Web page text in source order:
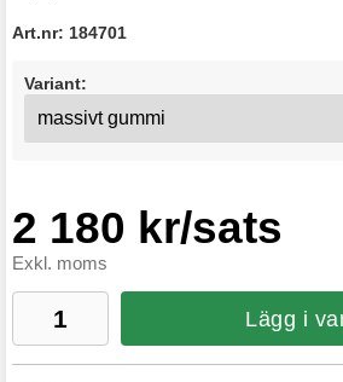
Art.nr: 184701
Variant:
2 180 kr/sats
Exkl. moms
Lägg i